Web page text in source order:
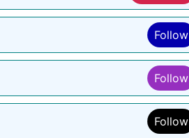
Follow
Follow
Follow